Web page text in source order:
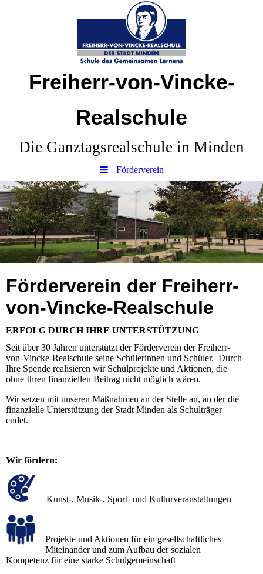
Freiherr-von-Vincke-
Realschule
Die Ganztagsrealschule in Minden
Förderverein
Förderverein der Freiherr-
von-Vincke-Realschule
ERFOLG DURCH IHRE UNTERSTÜTZUNG
Seit über 30 Jahren unterstützt der Förderverein der Freiherr-
von-Vincke-Realschule seine Schülerinnen und Schüler. Durch
Ihre Spende realisieren wir Schulprojekte und Aktionen, die
ohne Ihren finanziellen Beitrag nicht möglich wären.
Wir setzen mit unseren Maßnahmen an der Stelle an, an der die
finanzielle Unterstützung der Stadt Minden als Schulträger
endet.
Wir fördern:
Kunst-, Musik-, Sport- und Kulturveranstaltungen
Projekte und Aktionen für ein gesellschaftliches
Miteinander und zum Aufbau der sozialen
Kompetenz für eine starke Schulgemeinschaft